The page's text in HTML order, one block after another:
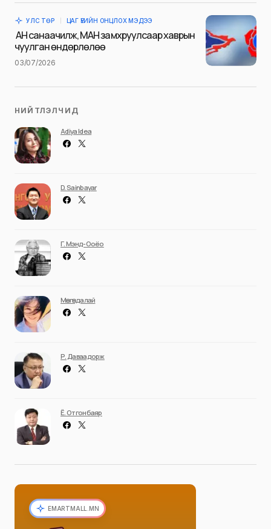
time I comment.
Илгээх
УЛС ТӨР ЦАГ ҮЕИЙН ОНЦЛОХ МЭДЭЭ
АН санаачилж, МАН замхруулсаар хаврын
чуулган өндөрлөлөө
03/07/2026
НИЙТЛЭЛЧИД
Adiya Idea
D. Sainbayar
Г. Мэнд-Ооёо
Мөнгөндалай
Р. Даваадорж
Ё. Отгонбаяр
EMARTMALL.MN